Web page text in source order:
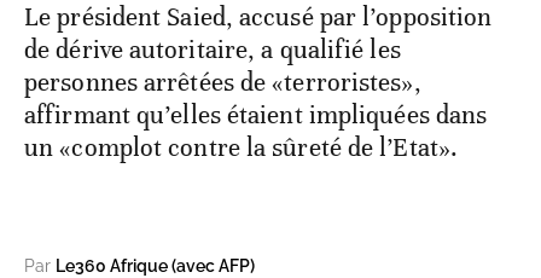
Le président Saied, accusé par l’opposition
de dérive autoritaire, a qualifié les
personnes arrêtées de «terroristes»,
affirmant qu’elles étaient impliquées dans
un «complot contre la sûreté de l’Etat».
Par Le360 Afrique (avec AFP)